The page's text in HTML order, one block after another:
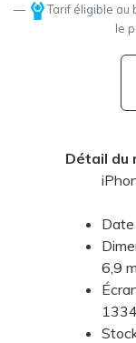
Tarif éligible au
le
Détail du
6,9